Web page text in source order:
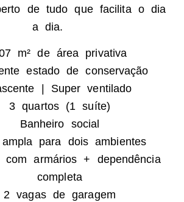
de tudo que facilita o dia
a dia.
m² de área privativa
estado de conservação
| Super ventilado
3 quartos (1 suíte)
Banheiro social
para dois ambientes
com armários + dependência
completa
2 vagas de garagem